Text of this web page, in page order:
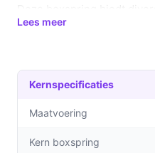
aan een betere
ondersteuning,
een stevige
Hygiënisch en
vochtige doek te
Lees meer
Kernspecificaties
Maatvoering
Kern boxspring